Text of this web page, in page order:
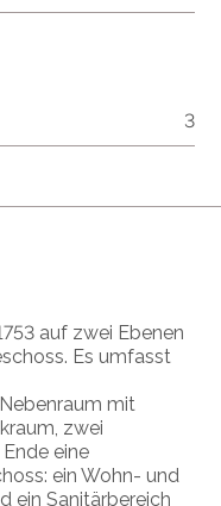
auf zwei Ebenen
Es umfasst
mit
zwei
eine
ein Wohn- und
ein Sanitärbereich
3